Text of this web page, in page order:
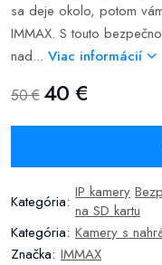
sa deje okolo, potom
IMMAX. S touto
nad... Viac informácií
50 €40 €
Kategória: IP kamery
na SD kartu
Kategória: Kamery s
Značka: IMMAX